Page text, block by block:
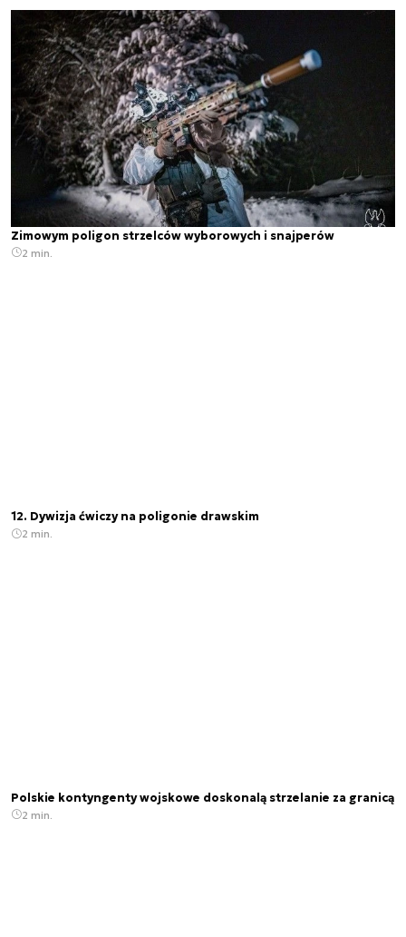
Zimowym poligon strzelców wyborowych i snajperów
2 min.
12. Dywizja ćwiczy na poligonie drawskim
2 min.
Polskie kontyngenty wojskowe doskonalą strzelanie za granicą
2 min.